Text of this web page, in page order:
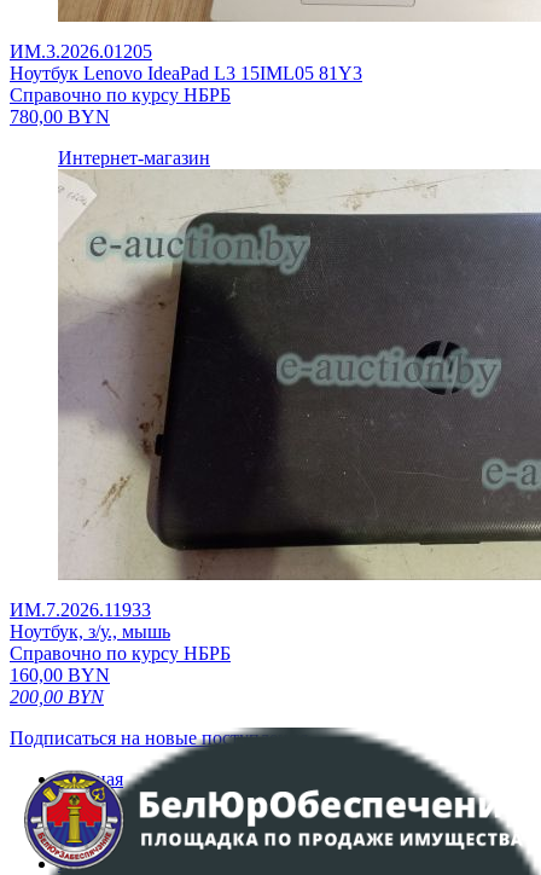
ИМ.3.2026.01205
Ноутбук Lenovo IdeaPad L3 15IML05 81Y3
Справочно по курсу НБРБ
780,00 BYN
Интернет-магазин
ИМ.7.2026.11933
Ноутбук, з/у., мышь
Справочно по курсу НБРБ
160,00 BYN
200,00 BYN
Подписаться на новые поступления
Главная
Аукционы
Интернет-магазин
Регламент организации и проведения торгов